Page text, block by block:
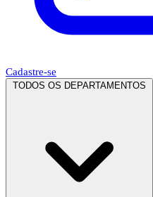
Cadastre-se
TODOS OS DEPARTAMENTOS